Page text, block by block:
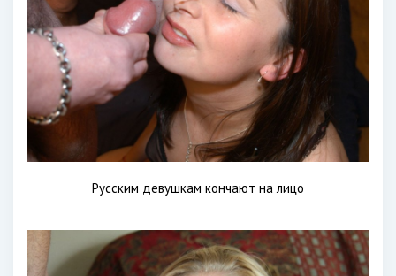
Русским девушкам кончают на лицо